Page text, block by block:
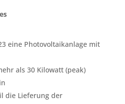
eine Photovoltaikanlage mit
als 30 Kilowatt (peak)
die Lieferung der